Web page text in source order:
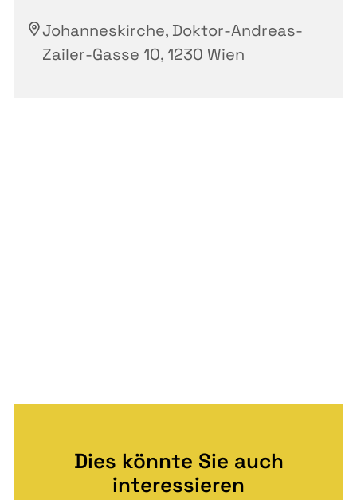
Johanneskirche, Doktor-Andreas-
Zailer-Gasse 10, 1230 Wien
Dies könnte Sie auch
interessieren